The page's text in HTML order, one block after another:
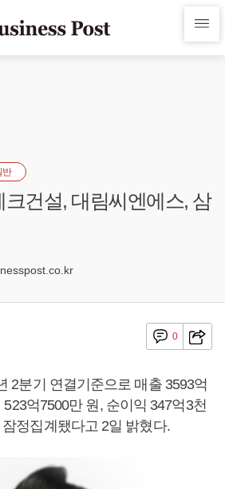
반
건설, 대림씨엔에스, 삼
0
2분기 연결기준으로 매출 3593억
억7500만 원, 순이익 347억3천
정집계됐다고 2일 밝혔다.